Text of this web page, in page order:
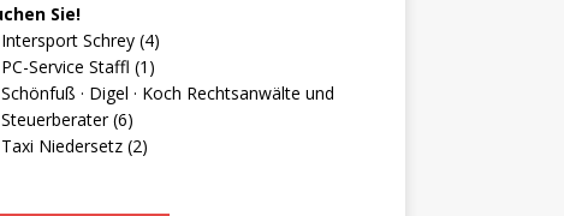
Sie!
Intersport Schrey (4)
PC-Service Staffl (1)
Schönfuß · Digel · Koch Rechtsanwälte und
Steuerberater (6)
Taxi Niedersetz (2)